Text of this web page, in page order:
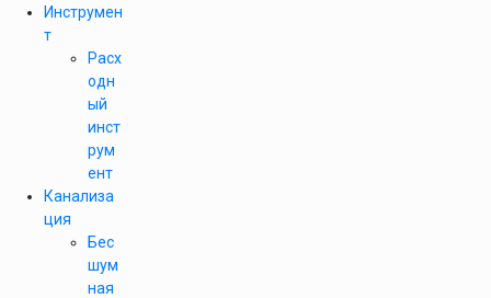
Инструмен
т
Расх
одн
ый
инст
рум
ент
Канализа
ция
Бес
шум
ная